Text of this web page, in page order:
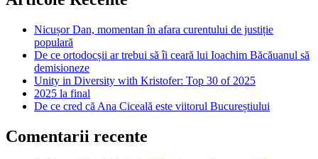
Nicușor Dan, momentan în afara curentului de justiție
populară
De ce ortodocșii ar trebui să îi ceară lui Ioachim Băcăuanul să
demisioneze
Unity in Diversity with Kristofer: Top 30 of 2025
2025 la final
De ce cred că Ana Ciceală este viitorul Bucureștiului
Comentarii recente